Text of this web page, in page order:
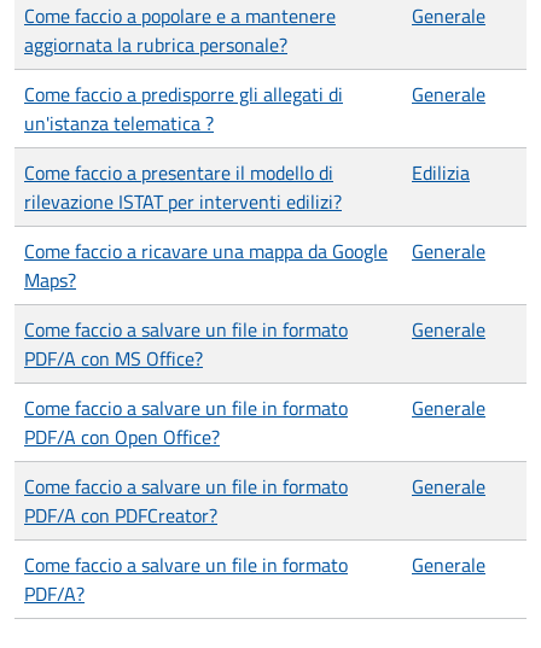
Come faccio a popolare e a mantenere
aggiornata la rubrica personale?
Generale
Come faccio a predisporre gli allegati di
un'istanza telematica ?
Generale
Come faccio a presentare il modello di
rilevazione ISTAT per interventi edilizi?
Edilizia
Come faccio a ricavare una mappa da Google
Maps?
Generale
Come faccio a salvare un file in formato
PDF/A con MS Office?
Generale
Come faccio a salvare un file in formato
PDF/A con Open Office?
Generale
Come faccio a salvare un file in formato
PDF/A con PDFCreator?
Generale
Come faccio a salvare un file in formato
PDF/A?
Generale